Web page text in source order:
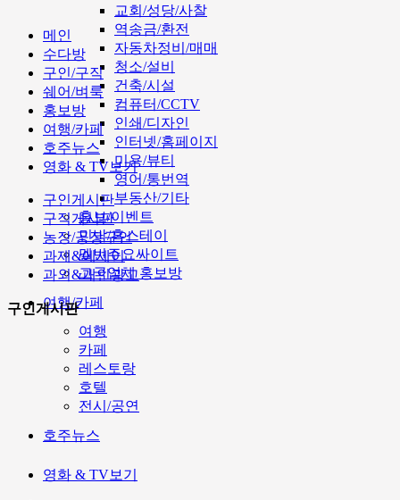
교회/성당/사찰
역송금/환전
자동차정비/매매
청소/설비
건축/시설
컴퓨터/CCTV
인쇄/디자인
인터넷/홈페이지
미용/뷰티
영어/통번역
부동산/기타
홍보/이벤트
민박/홈스테이
멜번주요싸이트
고국업체 홍보방
여행/카페
여행
카페
레스토랑
호텔
전시/공연
호주뉴스
영화 & TV보기
메인
수다방
구인/구직
쉐어/벼룩
홍보방
여행/카페
호주뉴스
영화 & TV보기
구인게시판
구직게시판
농장/공장구인
과제&에세이
과외&개인광고
구인게시판